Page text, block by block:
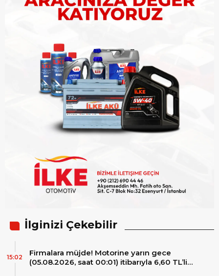
İlginizi Çekebilir
Firmalara müjde! Motorine yarın gece
(05.08.2026, saat 00:01) itibarıyla 6,60 TL’lik
15:02